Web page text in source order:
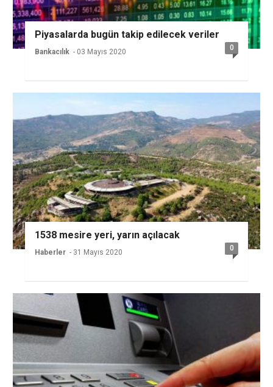
Piyasalarda bugün takip edilecek veriler
Bankacılık - 03 Mayıs 2020 0
1538 mesire yeri, yarın açılacak
Haberler - 31 Mayıs 2020 0